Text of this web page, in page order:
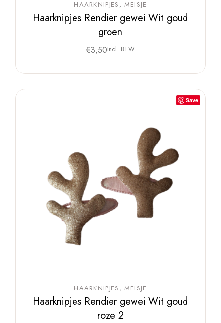
HAARKNIPJES MEISJE
Haarknipjes Rendier gewei Wit goud
groen
€3,50Incl. BTW
Save
HAARKNIPJES MEISJE
Haarknipjes Rendier gewei Wit goud
roze 2